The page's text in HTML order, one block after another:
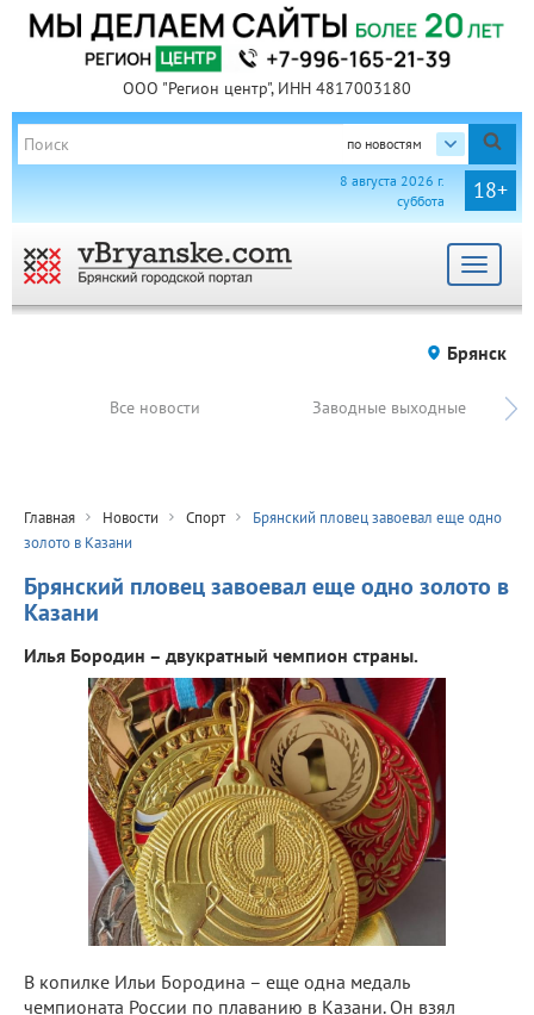
ООО "Регион центр", ИНН 4817003180
по новостям
18+
8 августа 2026 г.
суббота
Toggle
Брянск
Все новости Заводные выходные
Главная Новости Спорт
Брянский пловец завоевал еще одно
золото в Казани
Брянский пловец завоевал еще одно золото в
Казани
Илья Бородин – двукратный чемпион страны.
В копилке Ильи Бородина – еще одна медаль
чемпионата России по плаванию в Казани. Он взял